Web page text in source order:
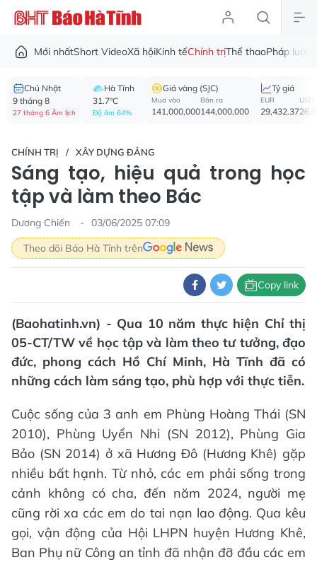
Mới nhấtShort VideoXã hộiKinh tếChính trịThể thaoPháp luật
Chủ Nhật
9 tháng 8
27 tháng 6 Âm lịch
Hà Tĩnh
31.7°C
Độ ẩm 64%
Giá vàng (SJC)
Mua vào
141,000,000
Bán ra
144,000,000
Tỷ giá
EUR
29,432.37
USD
CHÍNH TRỊ XÂY DỰNG ĐẢNG
Sáng tạo, hiệu quả trong học
tập và làm theo Bác
Dương Chiến
03/06/2025 07:09
Theo dõi Báo Hà Tĩnh trên
Copy link
(Baohatinh.vn) - Qua 10 năm thực hiện Chỉ thị
05-CT/TW về học tập và làm theo tư tưởng, đạo
đức, phong cách Hồ Chí Minh, Hà Tĩnh đã có
những cách làm sáng tạo, phù hợp với thực tiễn.
Cuộc sống của 3 anh em Phùng Hoàng Thái (SN
2010), Phùng Uyển Nhi (SN 2012), Phùng Gia
Bảo (SN 2014) ở xã Hương Đô (Hương Khê) gặp
nhiều bất hạnh. Từ nhỏ, các em phải sống trong
cảnh không có cha, đến năm 2024, người mẹ
cũng rời xa các em do tai nạn lao động. Qua kêu
gọi, vận động của Hội LHPN huyện Hương Khê,
Ban Phụ nữ Công an tỉnh đã nhận đỡ đầu các em